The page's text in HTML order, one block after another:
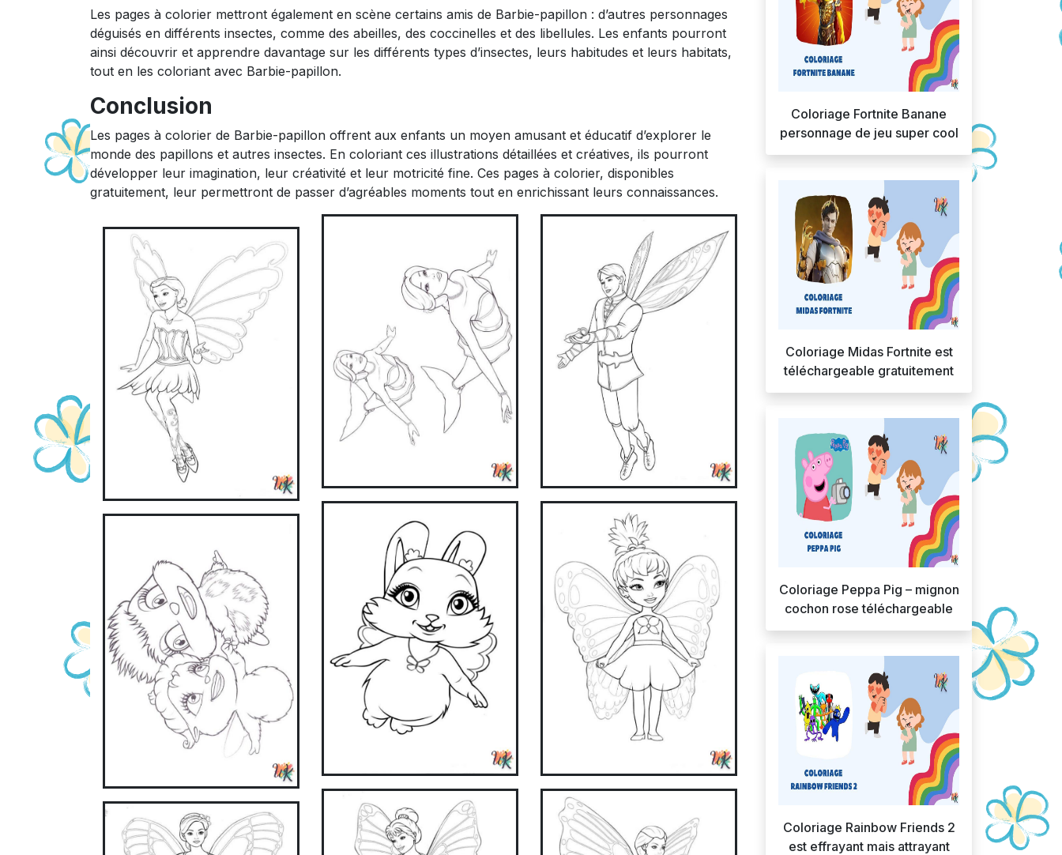
Les pages à colorier mettront également en scène certains amis de Barbie-papillon : d’autres personnages
déguisés en différents insectes, comme des abeilles, des coccinelles et des libellules. Les enfants pourront
ainsi découvrir et apprendre davantage sur les différents types d’insectes, leurs habitudes et leurs habitats,
tout en les coloriant avec Barbie-papillon.
Conclusion
Les pages à colorier de Barbie-papillon offrent aux enfants un moyen amusant et éducatif d’explorer le
monde des papillons et autres insectes. En coloriant ces illustrations détaillées et créatives, ils pourront
développer leur imagination, leur créativité et leur motricité fine. Ces pages à colorier, disponibles
gratuitement, leur permettront de passer d’agréables moments tout en enrichissant leurs connaissances.
Coloriage Fortnite Banane
personnage de jeu super cool
Coloriage Midas Fortnite est
téléchargeable gratuitement
Coloriage Peppa Pig – mignon
cochon rose téléchargeable
Coloriage Rainbow Friends 2
est effrayant mais attrayant